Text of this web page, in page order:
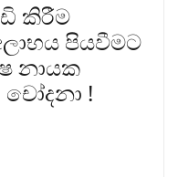
කිරීම
පියවීමට
නායක
!